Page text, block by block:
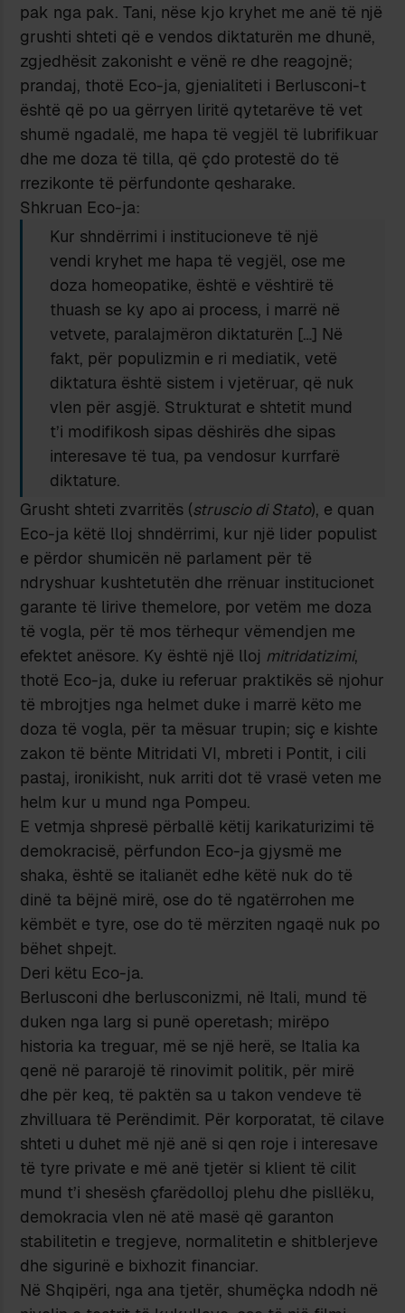
pak nga pak. Tani, nëse kjo kryhet me anë të një
grushti shteti që e vendos diktaturën me dhunë,
zgjedhësit zakonisht e vënë re dhe reagojnë;
prandaj, thotë Eco-ja, gjenialiteti i Berlusconi-t
është që po ua gërryen liritë qytetarëve të vet
shumë ngadalë, me hapa të vegjël të lubrifikuar
dhe me doza të tilla, që çdo protestë do të
rrezikonte të përfundonte qesharake.
Shkruan Eco-ja:
Kur shndërrimi i institucioneve të një
vendi kryhet me hapa të vegjël, ose me
doza homeopatike, është e vështirë të
thuash se ky apo ai process, i marrë në
vetvete, paralajmëron diktaturën […] Në
fakt, për populizmin e ri mediatik, vetë
diktatura është sistem i vjetëruar, që nuk
vlen për asgjë. Strukturat e shtetit mund
t’i modifikosh sipas dëshirës dhe sipas
interesave të tua, pa vendosur kurrfarë
diktature.
Grusht shteti zvarritës (struscio di Stato), e quan
Eco-ja këtë lloj shndërrimi, kur një lider populist
e përdor shumicën në parlament për të
ndryshuar kushtetutën dhe rrënuar institucionet
garante të lirive themelore, por vetëm me doza
të vogla, për të mos tërhequr vëmendjen me
efektet anësore. Ky është një lloj mitridatizimi,
thotë Eco-ja, duke iu referuar praktikës së njohur
të mbrojtjes nga helmet duke i marrë këto me
doza të vogla, për ta mësuar trupin; siç e kishte
zakon të bënte Mitridati VI, mbreti i Pontit, i cili
pastaj, ironikisht, nuk arriti dot të vrasë veten me
helm kur u mund nga Pompeu.
E vetmja shpresë përballë këtij karikaturizimi të
demokracisë, përfundon Eco-ja gjysmë me
shaka, është se italianët edhe këtë nuk do të
dinë ta bëjnë mirë, ose do të ngatërrohen me
këmbët e tyre, ose do të mërziten ngaqë nuk po
bëhet shpejt.
Deri këtu Eco-ja.
Berlusconi dhe berlusconizmi, në Itali, mund të
duken nga larg si punë operetash; mirëpo
historia ka treguar, më se një herë, se Italia ka
qenë në pararojë të rinovimit politik, për mirë
dhe për keq, të paktën sa u takon vendeve të
zhvilluara të Perëndimit. Për korporatat, të cilave
shteti u duhet më një anë si qen roje i interesave
të tyre private e më anë tjetër si klient të cilit
mund t’i shesësh çfarëdolloj plehu dhe pisllëku,
demokracia vlen në atë masë që garanton
stabilitetin e tregjeve, normalitetin e shitblerjeve
dhe sigurinë e bixhozit financiar.
Në Shqipëri, nga ana tjetër, shumëçka ndodh në